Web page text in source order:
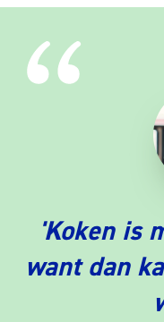
'Koken is
want dan